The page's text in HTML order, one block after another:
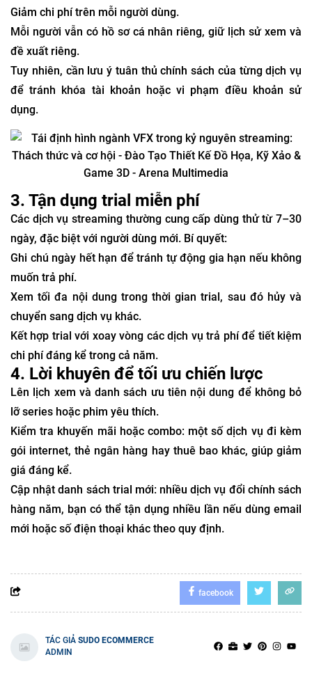
Giảm chi phí trên mỗi người dùng.
Mỗi người vẫn có hồ sơ cá nhân riêng, giữ lịch sử xem và
đề xuất riêng.
Tuy nhiên, cần lưu ý tuân thủ chính sách của từng dịch vụ
để tránh khóa tài khoản hoặc vi phạm điều khoản sử
dụng.
3. Tận dụng trial miễn phí
Các dịch vụ streaming thường cung cấp dùng thử từ 7–30
ngày, đặc biệt với người dùng mới. Bí quyết:
Ghi chú ngày hết hạn để tránh tự động gia hạn nếu không
muốn trả phí.
Xem tối đa nội dung trong thời gian trial, sau đó hủy và
chuyển sang dịch vụ khác.
Kết hợp trial với xoay vòng các dịch vụ trả phí để tiết kiệm
chi phí đáng kể trong cả năm.
4. Lời khuyên để tối ưu chiến lược
Lên lịch xem và danh sách ưu tiên nội dung để không bỏ
lỡ series hoặc phim yêu thích.
Kiểm tra khuyến mãi hoặc combo: một số dịch vụ đi kèm
gói internet, thẻ ngân hàng hay thuê bao khác, giúp giảm
giá đáng kể.
Cập nhật danh sách trial mới: nhiều dịch vụ đổi chính sách
hàng năm, bạn có thể tận dụng nhiều lần nếu dùng email
mới hoặc số điện thoại khác theo quy định.
facebook
TÁC GIẢ SUDO ECOMMERCE
ADMIN